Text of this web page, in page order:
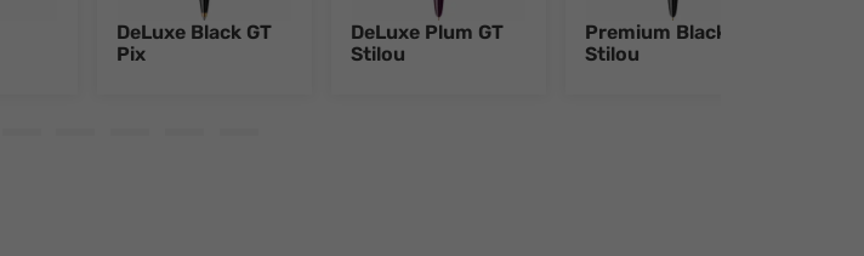
DeLuxe Black GT
Pix
DeLuxe Plum GT
Stilou
Premium Black GT
Stilou